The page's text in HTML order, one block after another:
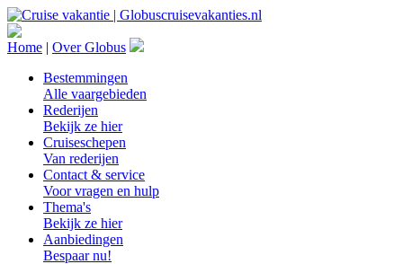
Home | Over Globus
Bestemmingen
Alle vaargebieden
Rederijen
Bekijk ze hier
Cruiseschepen
Van rederijen
Contact & service
Voor vragen en hulp
Thema's
Bekijk ze hier
Aanbiedingen
Bespaar nu!